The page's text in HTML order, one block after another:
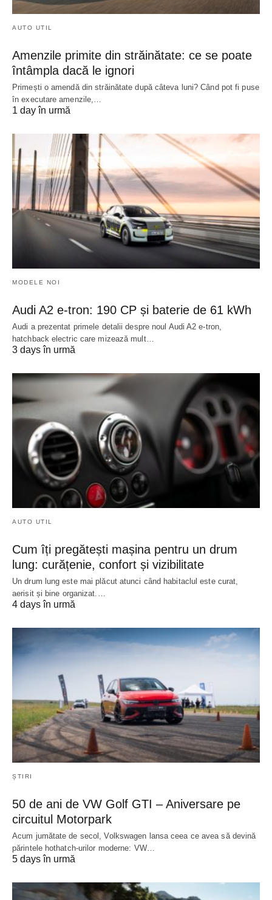
AUTO UTIL
Amenzile primite din străinătate: ce se poate
întâmpla dacă le ignori
Primești o amendă din străinătate după câteva luni? Când pot fi puse
în executare amenzile,…
1 day în urmă
MODELE NOI
Audi A2 e-tron: 190 CP și baterie de 61 kWh
Audi a prezentat primele detalii despre noul Audi A2 e-tron,
hatchback electric care mizează mult…
3 days în urmă
AUTO UTIL
Cum îți pregătești mașina pentru un drum
lung: curățenie, confort și vizibilitate
Un drum lung este mai plăcut atunci când habitaclul este curat,
aerisit și bine organizat.…
4 days în urmă
ȘTIRI
50 de ani de VW Golf GTI – Aniversare pe
circuitul Motorpark
Acum jumătate de secol, Volkswagen lansa ceea ce avea să devină
părintele hothatch-urilor moderne: VW…
5 days în urmă